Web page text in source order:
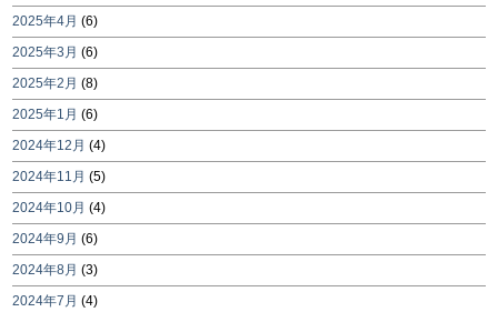
2025年4月 (6)
2025年3月 (6)
2025年2月 (8)
2025年1月 (6)
2024年12月 (4)
2024年11月 (5)
2024年10月 (4)
2024年9月 (6)
2024年8月 (3)
2024年7月 (4)